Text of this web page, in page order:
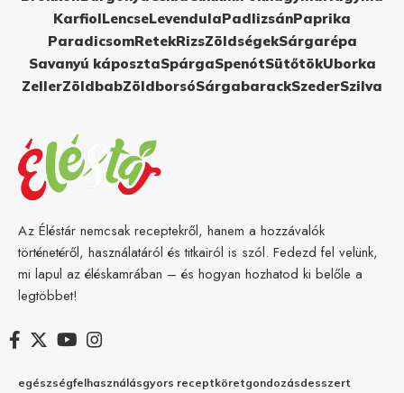
KarfiolLencseLevendulaPadlizsánPaprika
ParadicsomRetekRizsZöldségekSárgarépa
Savanyú káposztaSpárgaSpenótSütőtökUborka
ZellerZöldbabZöldborsóSárgabarackSzederSzilva
Az Éléstár nemcsak receptekről, hanem a hozzávalók
történetéről, használatáról és titkairól is szól. Fedezd fel velünk,
mi lapul az éléskamrában – és hogyan hozhatod ki belőle a
legtöbbet!
egészségfelhasználásgyors receptköretgondozásdesszert